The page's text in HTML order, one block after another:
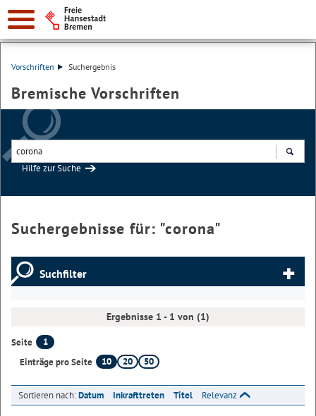
Vorschriften Suchergebnis
Bremische Vorschriften
Hilfe zur Suche
Suchergebnisse für: "corona"
Suchfilter
Ergebnisse 1 - 1 von (1)
Seite
1
Einträge pro Seite
10 20 50
Sortieren nach:Datum Inkrafttreten Titel Relevanz